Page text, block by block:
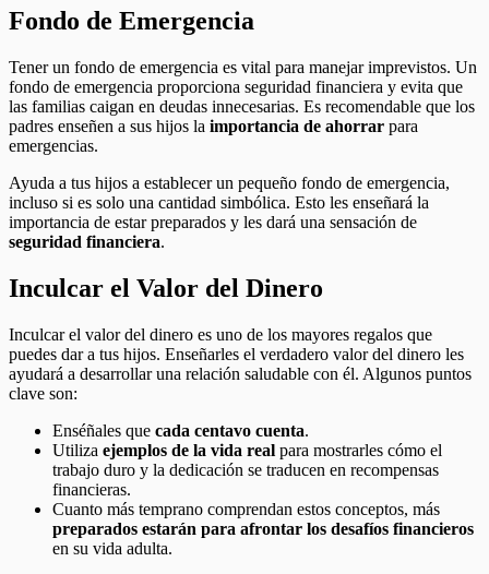
Fondo de Emergencia
Tener un fondo de emergencia es vital para manejar imprevistos. Un
fondo de emergencia proporciona seguridad financiera y evita que
las familias caigan en deudas innecesarias. Es recomendable que los
padres enseñen a sus hijos la importancia de ahorrar para
emergencias.
Ayuda a tus hijos a establecer un pequeño fondo de emergencia,
incluso si es solo una cantidad simbólica. Esto les enseñará la
importancia de estar preparados y les dará una sensación de
seguridad financiera.
Inculcar el Valor del Dinero
Inculcar el valor del dinero es uno de los mayores regalos que
puedes dar a tus hijos. Enseñarles el verdadero valor del dinero les
ayudará a desarrollar una relación saludable con él. Algunos puntos
clave son:
Enséñales que cada centavo cuenta.
Utiliza ejemplos de la vida real para mostrarles cómo el
trabajo duro y la dedicación se traducen en recompensas
financieras.
Cuanto más temprano comprendan estos conceptos, más
preparados estarán para afrontar los desafíos financieros
en su vida adulta.